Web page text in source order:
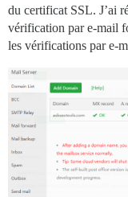
du certificat SSL. J’ai
vérification par e-mail
les vérifications par e-